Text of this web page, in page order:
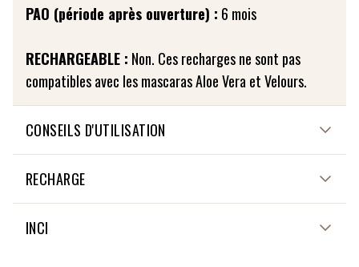
PAO (période après ouverture) : 6 mois
RECHARGEABLE : Non. Ces recharges ne sont pas
compatibles avec les mascaras Aloe Vera et Velours.
CONSEILS D'UTILISATION
Travaillez d’abord les cils supérieurs, en tenant la brosse
horizontalement près de la racine puis remontez de la
base des cils vers la pointe, dans un mouvement
RECHARGE
La recharge du mascara Volume est compatible
INCI